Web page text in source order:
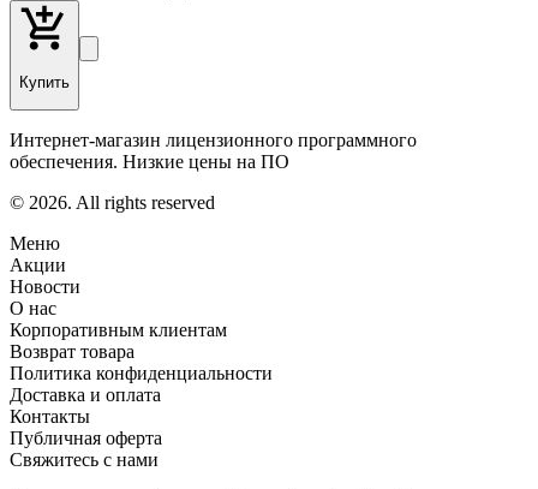
Купить
Интернет-магазин лицензионного программного
обеспечения. Низкие цены на ПО
© 2026. All rights reserved
Меню
Акции
Новости
О нас
Корпоративным клиентам
Возврат товара
Политика конфиденциальности
Доставка и оплата
Контакты
Публичная оферта
Свяжитесь с нами